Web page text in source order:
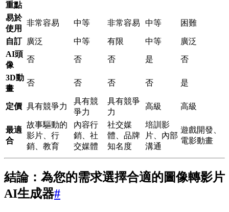
重點
易於
使用
非常容易 中等 非常容易 中等 困難
自訂 廣泛 中等 有限 中等
廣泛
AI頭
像
否 否 否 是 否
3D動
畫
否 否 否 否 是
定價 具有競爭力
具有競
爭力
具有競爭
力
高級 高級
最適
合
故事驅動的
影片、行
銷、教育
內容行
銷、社
交媒體
社交媒
體、品牌
知名度
培訓影
片、內部
溝通
遊戲開發、
電影動畫
結論：為您的需求選擇合適的圖像轉影片
AI生成器#